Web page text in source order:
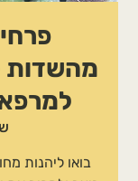
מהשדות
למרפא
בואו ליהנות